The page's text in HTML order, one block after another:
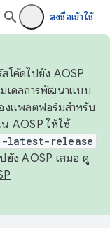
ลงชื่อเข้าใช้
โค้ดไปยัง AOSP
เดลการพัฒนาแบบ
งแพลตฟอร์มสำหรับ
AOSP ให้ใช้
latest-release
ยัง AOSP เสมอ ดู